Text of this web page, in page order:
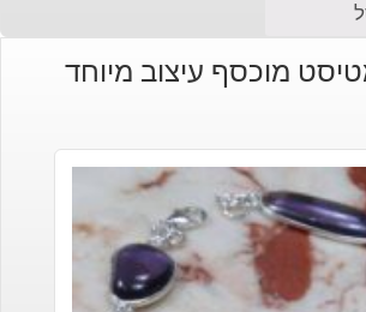
מוכסף עיצוב מיוחד